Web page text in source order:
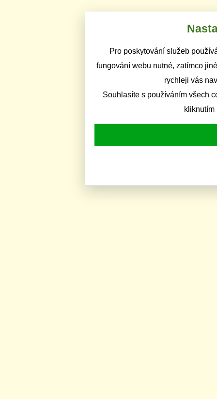
Pro poskytování služeb
fungování webu nutné, zatímco
rychleji vás
Souhlasíte s používáním všech
kliknutím